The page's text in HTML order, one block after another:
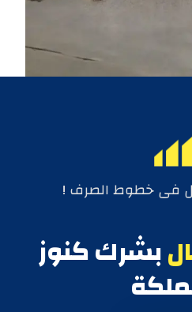
فى خطوط الصرف !
بشرك كنوز